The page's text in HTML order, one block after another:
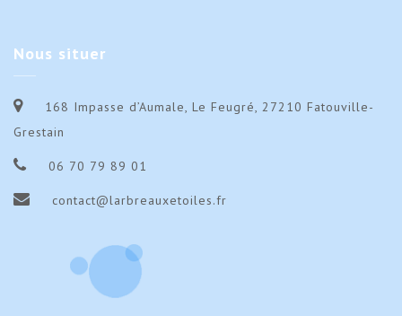
Nous situer
168 Impasse d’Aumale, Le Feugré, 27210 Fatouville-
Grestain
06 70 79 89 01
contact@larbreauxetoiles.fr